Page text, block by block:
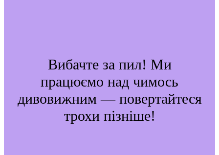
Вибачте за пил! Ми
працюємо над чимось
дивовижним — повертайтеся
трохи пізніше!